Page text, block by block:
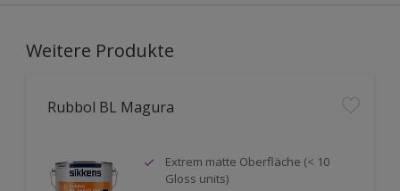
Weitere Produkte
Rubbol BL Magura
Extrem matte Oberfläche (< 10
Gloss units)